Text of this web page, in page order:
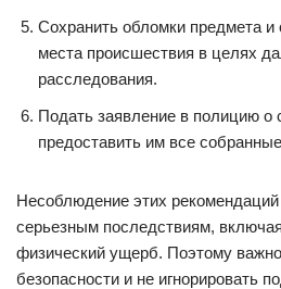
Сохранить обломки предмета
места происшествия в целях
расследования.
Подать заявление в полицию о
предоставить им все
Несоблюдение этих
серьезным последствиям,
физический ущерб. Поэтому
безопасности и не игнорировать